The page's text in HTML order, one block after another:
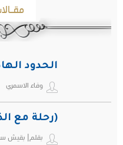
الحدود
وفاء الاسمري
(رحلة مع
بقلم| بقيش